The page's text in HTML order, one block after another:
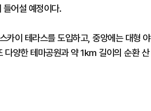
어설 예정이다.
카이 테라스를 도입하고, 중앙에는 대형 야
다양한 테마공원과 약 1km 길이의 순환 산